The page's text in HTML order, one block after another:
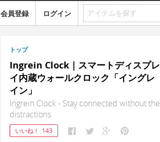
会員登録 ログイン
トップ
Ingrein Clock｜スマートディスプレ
イ内蔵ウォールクロック「イングレ
イン」
Ingrein Clock - Stay connected without the
distractions
いいね！
143